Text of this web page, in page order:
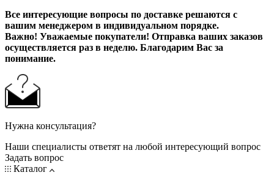
Все интересующие вопросы по доставке решаются с
вашим менеджером в индивидуальном порядке.
Важно! Уважаемые покупатели! Отправка ваших заказов
осуществляется раз в неделю. Благодарим Вас за
понимание.
Нужна консультация?
Наши специалисты ответят на любой интересующий вопрос
Задать вопрос
Каталог